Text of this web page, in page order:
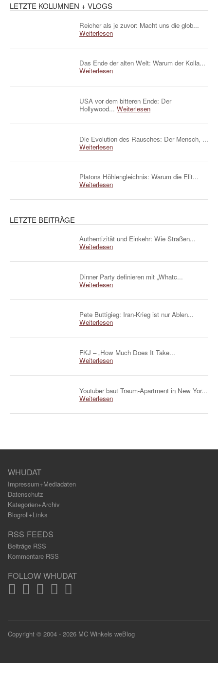
LETZTE KOLUMNEN + VLOGS
Reicher als je zuvor: Macht uns die glob...
Weiterlesen
Das Ende der alten Welt: Warum der Kolla...
Weiterlesen
USA vor dem bitteren Ende: Der
Hollywood... Weiterlesen
Die Evolution des Rausches: Der Mensch, ...
Weiterlesen
Platons Höhlengleichnis: Warum die Elit...
Weiterlesen
LETZTE BEITRÄGE
Authentizität und Einkehr: Wie Straßen...
Weiterlesen
Dinner Party definieren mit „Whatc...
Weiterlesen
Pete Buttigieg: Iran-Krieg ist nur Ablen...
Weiterlesen
FKJ – „How Much Does It Take...
Weiterlesen
Youtuber baut Traum-Apartment in New Yor...
Weiterlesen
WHUDAT
Impressum+Mediadaten
Datenschutz
Kategorien+Archiv
Blogroll+Links
RSS FEEDS
Beiträge RSS
Kommentare RSS
FOLLOW WHUDAT
Copyright © 2004 - 2026 MC Winkels weBlog